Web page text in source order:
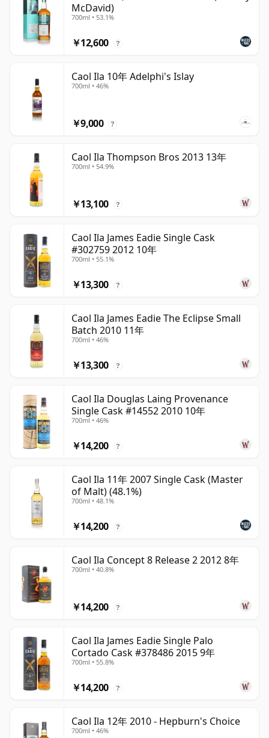
McDavid)
700ml • 53.1%
￥12,600 ?
Caol Ila 10年 Adelphi's Islay
700ml • 46%
￥9,000 ?
Caol Ila Thompson Bros 2013 13年
700ml • 54.9%
￥13,100 ?
Caol Ila James Eadie Single Cask
#302759 2012 10年
700ml • 55.1%
￥13,300 ?
Caol Ila James Eadie The Eclipse Small
Batch 2010 11年
700ml • 46%
￥13,300 ?
Caol Ila Douglas Laing Provenance
Single Cask #14552 2010 10年
700ml • 46%
￥14,200 ?
Caol Ila 11年 2007 Single Cask (Master
of Malt) (48.1%)
700ml • 48.1%
￥14,200 ?
Caol Ila Concept 8 Release 2 2012 8年
700ml • 40.8%
￥14,200 ?
Caol Ila James Eadie Single Palo
Cortado Cask #378486 2015 9年
700ml • 55.8%
￥14,200 ?
Caol Ila 12年 2010 - Hepburn's Choice
700ml • 46%